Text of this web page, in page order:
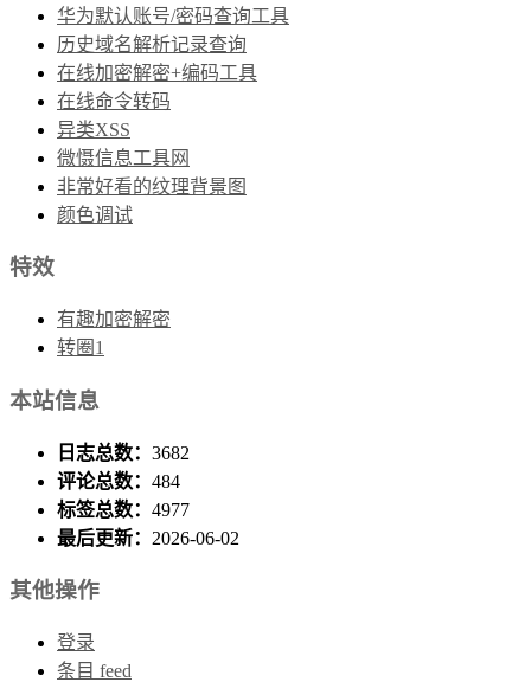
华为默认账号/密码查询工具
历史域名解析记录查询
在线加密解密+编码工具
在线命令转码
异类XSS
微慑信息工具网
非常好看的纹理背景图
颜色调试
特效
有趣加密解密
转圈1
本站信息
日志总数： 3682
评论总数： 484
标签总数： 4977
最后更新： 2026-06-02
其他操作
登录
条目 feed